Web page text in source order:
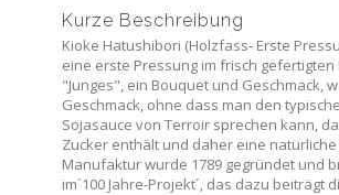
Kurze Beschreibung
Kioke Hatushibori (Holzfass- Erste
eine erste Pressung im frisch
"Junges", ein Bouquet und Geschmack,
Geschmack, ohne dass man den
Sojasauce von Terroir sprechen kann,
Zucker enthält und daher eine
Manufaktur wurde 1789 gegründet und
im`100 Jahre-Projekt´, das dazu